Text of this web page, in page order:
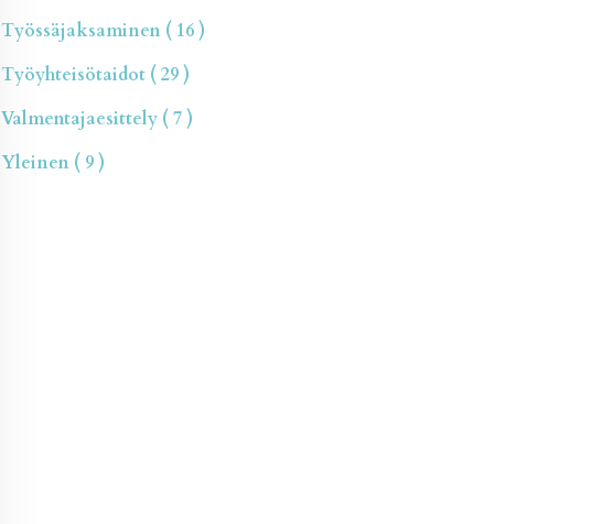
Työssäjaksaminen ( 16 )
Työyhteisötaidot ( 29 )
Valmentajaesittely ( 7 )
Yleinen ( 9 )